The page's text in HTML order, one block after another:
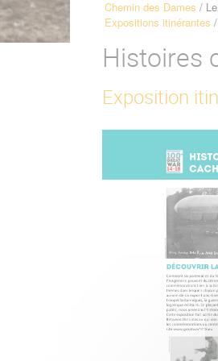
Fil
Chemin des Dames Le
Expositions itinérantes
Histoires
Exposition